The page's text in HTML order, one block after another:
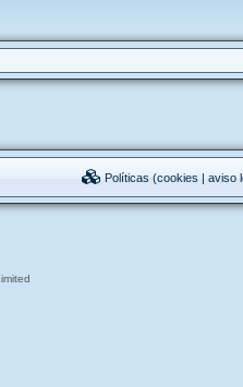
Políticas (cookies | aviso